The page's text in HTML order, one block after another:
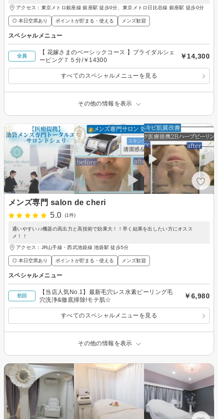
アクセス：東京メトロ銀座線 銀座駅 徒歩0分、東京メトロ日比谷線 銀座駅 徒歩0分
◎ 本日空席あり ポイントが貯まる・使える メンズ歓迎
スペシャルメニュー
全員
【 花嫁さまのベーシックコース 】ブライダルシェ
ービング７５分/￥14300
￥14,300
すべてのスペシャルメニューを見る
その他の情報を表示
メンズ専門 salon de cheri
5.0
(1件)
通いやすい♪♪機器の高出力と高技術で効果大！！早く結果を出したい方にオスス
メ！！
アクセス：JR山手線・西武池袋線 池袋駅 徒歩5分
◎ 本日空席あり ポイントが貯まる・使える メンズ歓迎
スペシャルメニュー
初回
【当店人気No.1】最新毛穴レス水素ピーリング毛
穴洗浄&徹底掃除!モテ肌☆
￥6,980
すべてのスペシャルメニューを見る
その他の情報を表示